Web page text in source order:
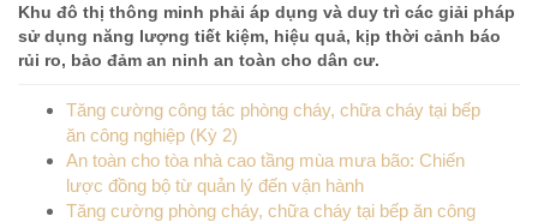
Khu đô thị thông minh phải áp dụng và duy trì các giải pháp
sử dụng năng lượng tiết kiệm, hiệu quả, kịp thời cảnh báo
rủi ro, bảo đảm an ninh an toàn cho dân cư.
Tăng cường công tác phòng cháy, chữa cháy tại bếp
ăn công nghiệp (Kỳ 2)
An toàn cho tòa nhà cao tầng mùa mưa bão: Chiến
lược đồng bộ từ quản lý đến vận hành
Tăng cường phòng cháy, chữa cháy tại bếp ăn công